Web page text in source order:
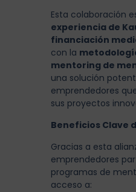
Esta colaboración
experiencia de
financiación
con la
mentoring de
una solución
emprendedores
sus proyectos
Beneficios Clave
Gracias a esta
emprendedores
programas de
acceso a: